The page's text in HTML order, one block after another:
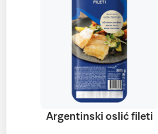
Argentinski oslić fileti